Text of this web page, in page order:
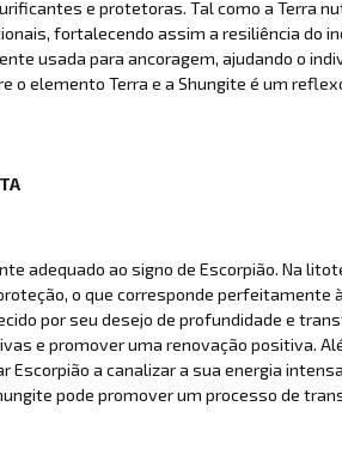
e protetoras. Tal como a Terra
fortalecendo assim a resiliência do
usada para ancoragem, ajudando o
elemento Terra e a Shungite é um
adequado ao signo de Escorpião. Na
o que corresponde perfeitamente
por seu desejo de profundidade e
e promover uma renovação positiva.
Escorpião a canalizar a sua energia
pode promover um processo de